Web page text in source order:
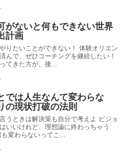
がないと何もできない世界
計画
りたいことができない！ 体験オリエン
んで、ぜひコーチングを継続したい！
てきた方が、後...
では人生なんて変わらな
の現状打破の法則
うときは解決策も自分で考えよ ビジョ
いいけれど、理想論に終わっちゃう
も変わらないってこ...